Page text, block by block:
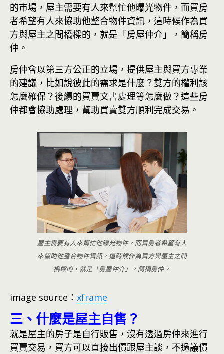
的市場，屋主需要有人來幫忙他曝光物件，而買房
者希望有人來協助他整合物件資訊，這時候作為買
方與屋主之間橋樑的，就是「房屋仲介」，簡稱房
仲。
房仲會以第三方公正的立場，提供屋主與買方專業
的建議，比如說彼此的需求是什麼？雙方的權利該
怎麼確保？後續的買賣文書處理等怎麼做？這些房
仲都會協助處理，幫助買賣雙方順利完成交易。
屋主需要有人來幫忙他曝光物件，而買房者希望有人
來協助他整合物件資訊，這時候作為買方與屋主之間
橋樑的，就是「房屋仲介」，簡稱房仲。
image source： xframe
三、什麼是屋主自售？
就是屋主的房子是自行販售，沒有透過房仲來進行
買賣交易，買方可以直接出價跟屋主談，不過議價